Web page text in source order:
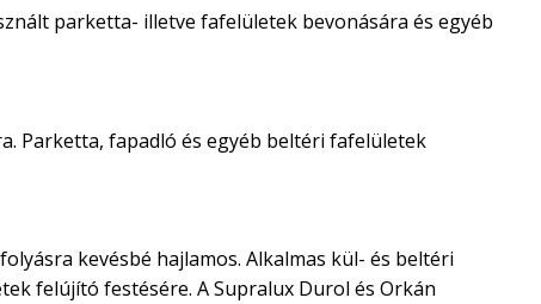
parketta- illetve fafelületek bevonására és egyéb
Parketta, fapadló és egyéb beltéri fafelületek
kevésbé hajlamos. Alkalmas kül- és beltéri
felújító festésére. A Supralux Durol és Orkán